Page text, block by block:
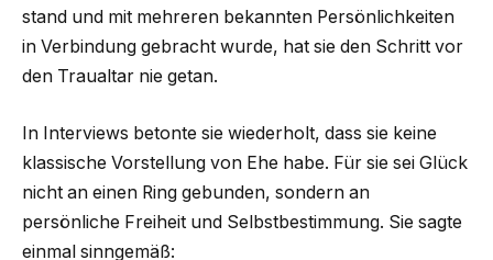
stand und mit mehreren bekannten Persönlichkeiten
in Verbindung gebracht wurde, hat sie den Schritt vor
den Traualtar nie getan.
In Interviews betonte sie wiederholt, dass sie keine
klassische Vorstellung von Ehe habe. Für sie sei Glück
nicht an einen Ring gebunden, sondern an
persönliche Freiheit und Selbstbestimmung. Sie sagte
einmal sinngemäß: